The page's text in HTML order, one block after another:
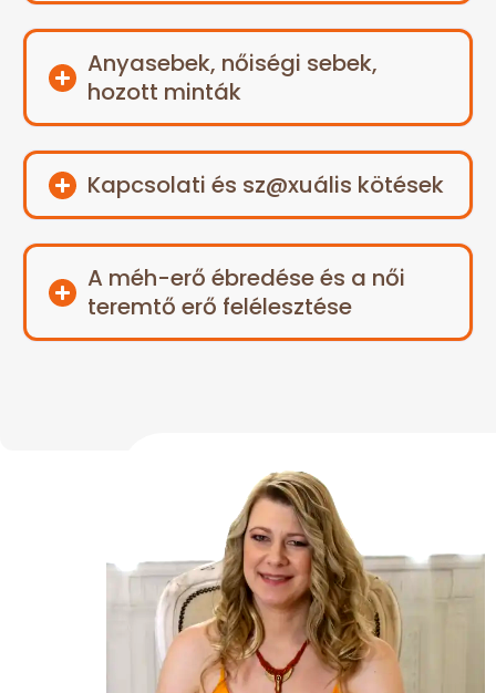
Anyasebek, nőiségi sebek,
hozott minták
Kapcsolati és sz@xuális kötések
A méh-erő ébredése és a női
teremtő erő felélesztése